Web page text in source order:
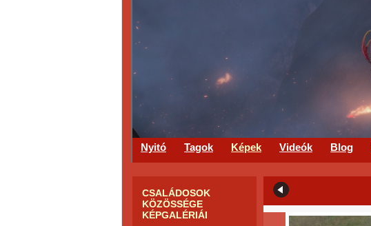
Nyitó Tagok Képek Videók Blog
CSALÁDOSOK
KÖZÖSSÉGE
KÉPGALÉRIÁI